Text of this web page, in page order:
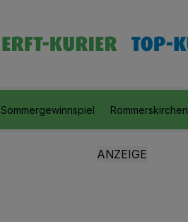
Sommergewinnspiel Rommerskirchen